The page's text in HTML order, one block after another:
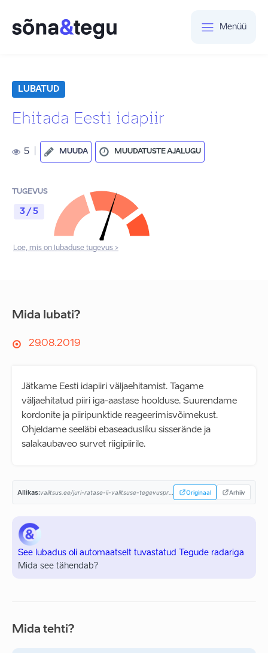
Menüü
LUBATUD
Ehitada Eesti idapiir
5 MUUDA MUUDATUSTE AJALUGU
TUGEVUS
3 / 5
Loe, mis on lubaduse tugevus >
Mida lubati?
29.08.2019
Jätkame Eesti idapiiri väljaehitamist. Tagame
väljaehitatud piiri iga-aastase hoolduse. Suurendame
kordonite ja piiripunktide reageerimisvõimekust.
Ohjeldame seeläbi ebaseadusliku sisserände ja
salakaubaveo survet riigipiirile.
Allikas: Originaal Arhiiv
See lubadus oli automaatselt tuvastatud Tegude radariga
Mida see tähendab?
Mida tehti?